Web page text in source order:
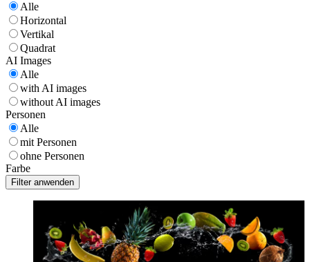
Alle
Horizontal
Vertikal
Quadrat
AI Images
Alle
with AI images
without AI images
Personen
Alle
mit Personen
ohne Personen
Farbe